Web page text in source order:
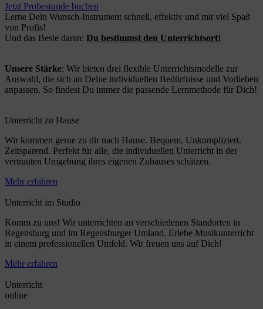
Jetzt Probestunde buchen
Lerne Dein Wunsch-Instrument schnell, effektiv und mit viel Spaß
von Profis!
Und das Beste daran: Du bestimmst den Unterrichtsort!
Unsere Stärke: Wir bieten drei flexible Unterrichtsmodelle zur
Auswahl, die sich an Deine individuellen Bedürfnisse und Vorlieben
anpassen. So findest Du immer die passende Lernmethode für Dich!
Unterricht zu Hause
Wir kommen gerne zu dir nach Hause. Bequem. Unkompliziert.
Zeitsparend. Perfekt für alle, die individuellen Unterricht in der
vertrauten Umgebung ihres eigenen Zuhauses schätzen.
Mehr erfahren
Unterricht im Studio
Komm zu uns! Wir unterrichten an verschiedenen Standorten in
Regensburg und im Regensburger Umland. Erlebe Musikunterricht
in einem professionellen Umfeld. Wir freuen uns auf Dich!
Mehr erfahren
Unterricht
online